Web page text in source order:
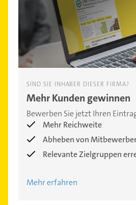
SIND SIE INHABER DIESER FIRMA?
Mehr Kunden gewinnen
Bewerben Sie jetzt Ihren
Mehr Reichweite
Abheben von
Relevante Zielgruppen
Mehr erfahren